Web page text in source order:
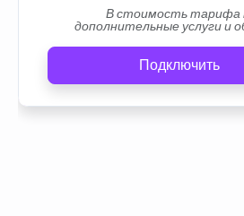
В стоимость тарифа
дополнительные услуги и
Подключить